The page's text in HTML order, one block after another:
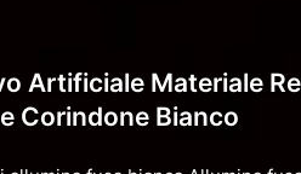
Artificiale Materiale
Corindone Bianco